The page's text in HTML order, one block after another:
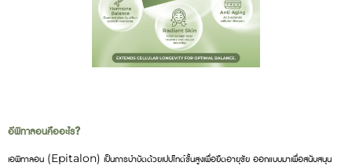
อีพิทาลอนคืออะไร?
เอพิทาลอน (Epitalon) เป็นการบำบัดด้วยเปปไทด์ขั้นสูงเพื่อยืดอายุขัย ออกแบบมาเพื่อสนับสนุน